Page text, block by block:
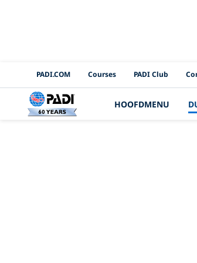
PADI Channels
PADI.COM Courses PADI Club
HOOFDMENU